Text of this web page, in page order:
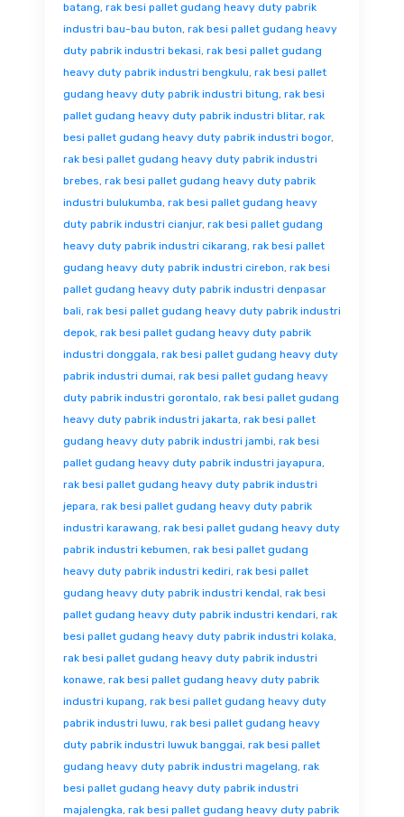
batang, rak besi pallet gudang heavy duty pabrik
industri bau-bau buton, rak besi pallet gudang heavy
duty pabrik industri bekasi, rak besi pallet gudang
heavy duty pabrik industri bengkulu, rak besi pallet
gudang heavy duty pabrik industri bitung, rak besi
pallet gudang heavy duty pabrik industri blitar, rak
besi pallet gudang heavy duty pabrik industri bogor,
rak besi pallet gudang heavy duty pabrik industri
brebes, rak besi pallet gudang heavy duty pabrik
industri bulukumba, rak besi pallet gudang heavy
duty pabrik industri cianjur, rak besi pallet gudang
heavy duty pabrik industri cikarang, rak besi pallet
gudang heavy duty pabrik industri cirebon, rak besi
pallet gudang heavy duty pabrik industri denpasar
bali, rak besi pallet gudang heavy duty pabrik industri
depok, rak besi pallet gudang heavy duty pabrik
industri donggala, rak besi pallet gudang heavy duty
pabrik industri dumai, rak besi pallet gudang heavy
duty pabrik industri gorontalo, rak besi pallet gudang
heavy duty pabrik industri jakarta, rak besi pallet
gudang heavy duty pabrik industri jambi, rak besi
pallet gudang heavy duty pabrik industri jayapura,
rak besi pallet gudang heavy duty pabrik industri
jepara, rak besi pallet gudang heavy duty pabrik
industri karawang, rak besi pallet gudang heavy duty
pabrik industri kebumen, rak besi pallet gudang
heavy duty pabrik industri kediri, rak besi pallet
gudang heavy duty pabrik industri kendal, rak besi
pallet gudang heavy duty pabrik industri kendari, rak
besi pallet gudang heavy duty pabrik industri kolaka,
rak besi pallet gudang heavy duty pabrik industri
konawe, rak besi pallet gudang heavy duty pabrik
industri kupang, rak besi pallet gudang heavy duty
pabrik industri luwu, rak besi pallet gudang heavy
duty pabrik industri luwuk banggai, rak besi pallet
gudang heavy duty pabrik industri magelang, rak
besi pallet gudang heavy duty pabrik industri
majalengka, rak besi pallet gudang heavy duty pabrik